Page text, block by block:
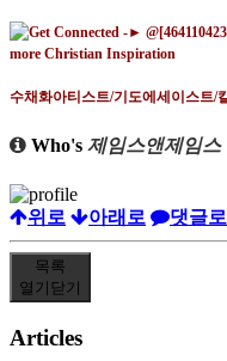
수채화아티스트/기도에세이스트/
Who's 제임스앤제임스
위로 아래로 댓글로
목록
열기 닫기
Articles